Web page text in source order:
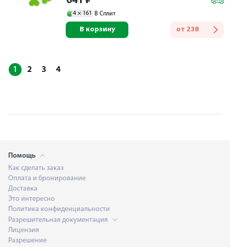
4 × 161 В Сплит
от 238
В корзину
1 2 3 4
Помощь
Как сделать заказ
Оплата и бронирование
Доставка
Это интересно
Политика конфиденциальности
Разрешительная документация
Лицензия
Разрешение